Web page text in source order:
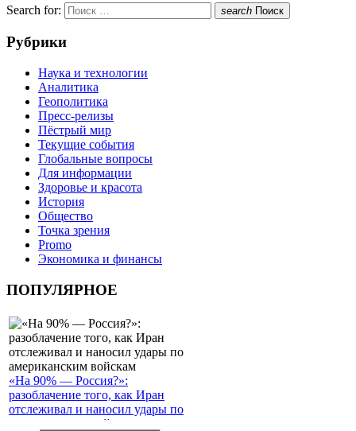
Search for: search Поиск
Рубрики
Наука и технологии
Аналитика
Геополитика
Пресс-релизы
Пёстрый мир
Текущие события
Глобальные вопросы
Для информации
Здоровье и красота
История
Общество
Точка зрения
Promo
Экономика и финансы
ПОПУЛЯРНОЕ
«На 90% — Россия?»:
разоблачение того, как Иран
отслеживал и наносил удары по
американским войскам